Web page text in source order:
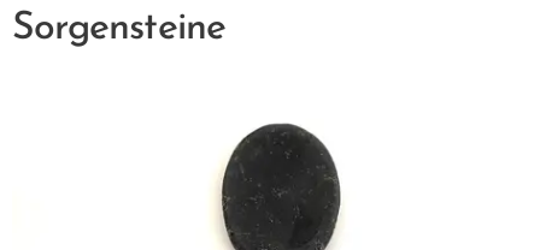
Sorgensteine